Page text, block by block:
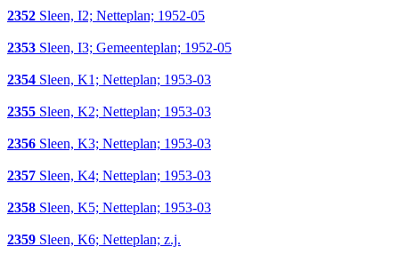
2352 Sleen, I2; Netteplan; 1952-05
2353 Sleen, I3; Gemeenteplan; 1952-05
2354 Sleen, K1; Netteplan; 1953-03
2355 Sleen, K2; Netteplan; 1953-03
2356 Sleen, K3; Netteplan; 1953-03
2357 Sleen, K4; Netteplan; 1953-03
2358 Sleen, K5; Netteplan; 1953-03
2359 Sleen, K6; Netteplan; z.j.